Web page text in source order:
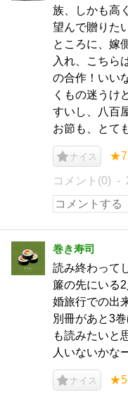
族、しかも高
望んで贈りた
ところに、嫁
入れ、こちら
の合作！いい
くもの迷うけ
すいし、八百
お節も、とて
ナイス ★7
コメント(0)
巻き寿司
読み終わって
簾の先にいる
婚旅行での出
別冊があと3
も読みたいと
人いないかな
ナイス ★5